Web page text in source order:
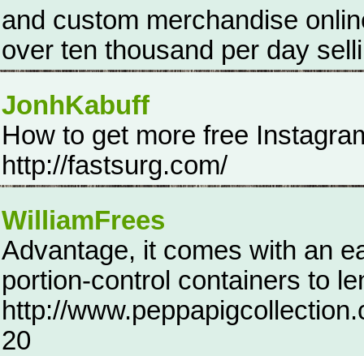
and custom merchandise
over ten thousand per day
JonhKabuff
How to get more free
http://fastsurg.com/
WilliamFrees
Advantage, it comes with an
portion-control containers to
http://
20